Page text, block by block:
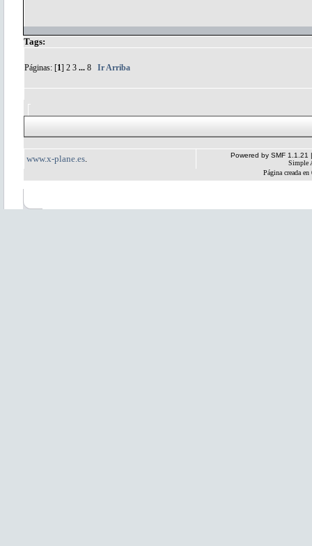
Tags:
Páginas: [1] 2 3 ... 8 Ir Arriba
www.x-plane.es Powered by SMF 1.1.21
Simple
Página creada